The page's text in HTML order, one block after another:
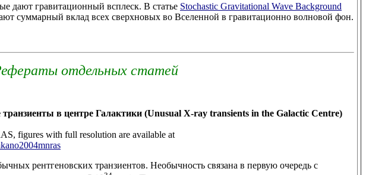
дают гравитационный всплеск. В статье Stochastic Gravitational Wave Background
суммарный вклад всех сверхновых во Вселенной в гравитационно волновой фон.
отдельных статей
в центре Галактики (Unusual X-ray transients in the Galactic Centre)
figures with full resolution are available at
рентгеновских транзиентов. Необычность связана в первую очередь с